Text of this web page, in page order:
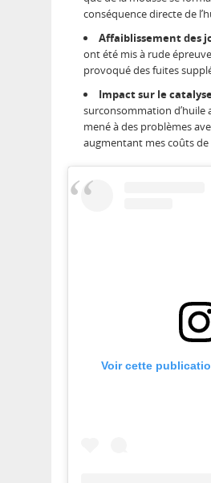
conséquence directe de
Affaiblissement des
ont été mis à rude
provoqué des fuites
Impact sur le
surconsommation d’huile
mené à des problèmes
augmentant mes coûts
Voir cette